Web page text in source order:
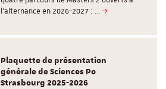
l'alternance en 2026-2027 : …
Plaquette de présentation
générale de Sciences Po
Strasbourg 2025-2026